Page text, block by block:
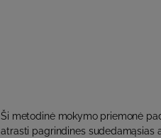
Ši metodinė mokymo priemonė
atrasti pagrindines sudedamąsias